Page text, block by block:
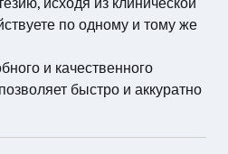
по одному и тому же
и качественного
быстро и аккуратно